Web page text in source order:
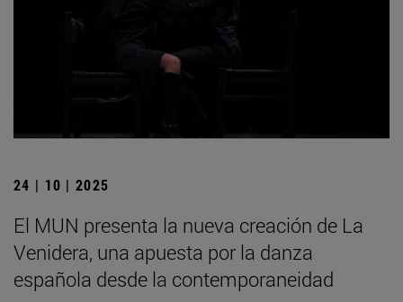
24 | 10 | 2025
El MUN presenta la nueva creación de La
Venidera, una apuesta por la danza
española desde la contemporaneidad